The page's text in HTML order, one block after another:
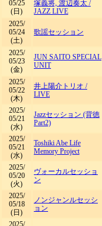
05/25
(日)
塚義将, 渡辺奏太 /
JAZZ LIVE
2025/
05/24
(土)
歌謡セッション
2025/
05/23
(金)
JUN SAITO SPECIAL
UNIT
2025/
05/22
(木)
井上陽介トリオ /
LIVE
2025/
05/21
(水)
Jazzセッション (背徳
Part2)
2025/
05/21
(水)
Toshiki Abe Life
Memory Project
2025/
05/20
(火)
ヴォーカルセッショ
ン
2025/
05/18
(日)
ノンジャンルセッシ
ョン